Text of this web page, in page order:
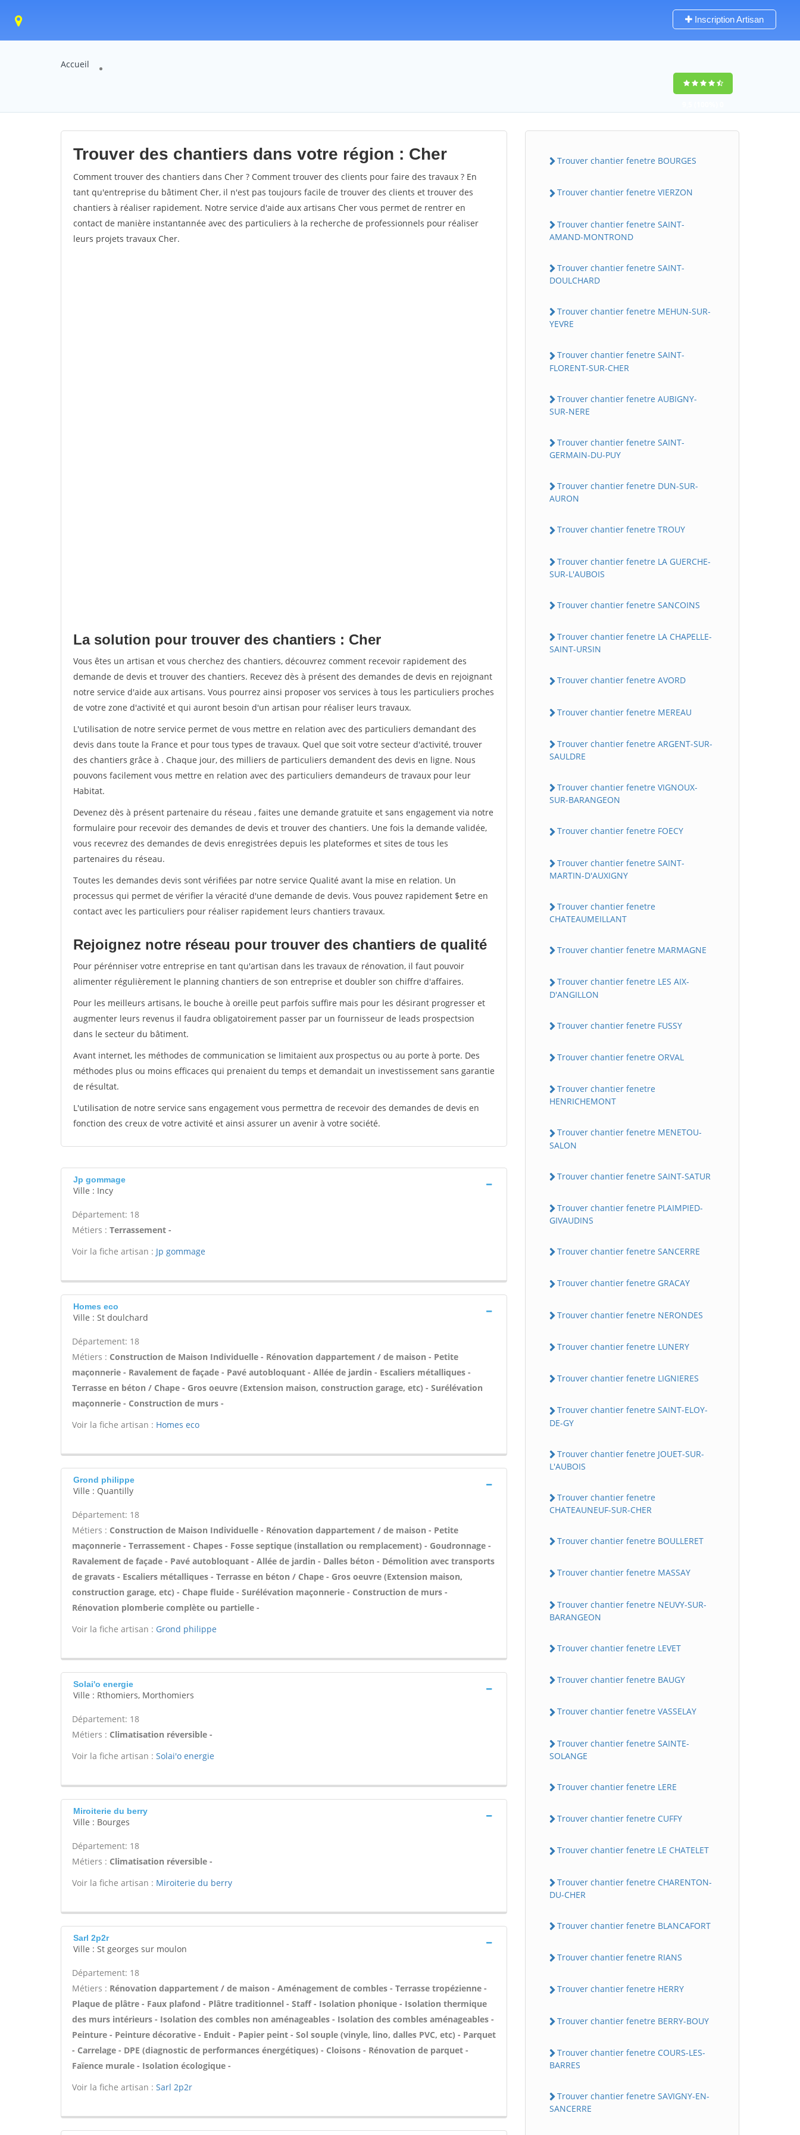
Inscription Artisan
Accueil
Trouver des chantiers dans votre région : Cher
Comment trouver des chantiers dans Cher ? Comment trouver des clients pour faire des travaux ? En
tant qu'entreprise du bâtiment Cher, il n'est pas toujours facile de trouver des clients et trouver des
chantiers à réaliser rapidement. Notre service d'aide aux artisans Cher vous permet de rentrer en
contact de manière instantannée avec des particuliers à la recherche de professionnels pour réaliser
leurs projets travaux Cher.
La solution pour trouver des chantiers : Cher
Vous êtes un artisan et vous cherchez des chantiers, découvrez comment recevoir rapidement des
demande de devis et trouver des chantiers. Recevez dès à présent des demandes de devis en rejoignant
notre service d'aide aux artisans. Vous pourrez ainsi proposer vos services à tous les particuliers proches
de votre zone d'activité et qui auront besoin d'un artisan pour réaliser leurs travaux.
L'utilisation de notre service permet de vous mettre en relation avec des particuliers demandant des
devis dans toute la France et pour tous types de travaux. Quel que soit votre secteur d'activité, trouver
des chantiers grâce à . Chaque jour, des milliers de particuliers demandent des devis en ligne. Nous
pouvons facilement vous mettre en relation avec des particuliers demandeurs de travaux pour leur
Habitat.
Devenez dès à présent partenaire du réseau , faites une demande gratuite et sans engagement via notre
formulaire pour recevoir des demandes de devis et trouver des chantiers. Une fois la demande validée,
vous recevrez des demandes de devis enregistrées depuis les plateformes et sites de tous les
partenaires du réseau.
Toutes les demandes devis sont vérifiées par notre service Qualité avant la mise en relation. Un
processus qui permet de vérifier la véracité d'une demande de devis. Vous pouvez rapidement $etre en
contact avec les particuliers pour réaliser rapidement leurs chantiers travaux.
Rejoignez notre réseau pour trouver des chantiers de qualité
Pour pérénniser votre entreprise en tant qu'artisan dans les travaux de rénovation, il faut pouvoir
alimenter régulièrement le planning chantiers de son entreprise et doubler son chiffre d'affaires.
Pour les meilleurs artisans, le bouche à oreille peut parfois suffire mais pour les désirant progresser et
augmenter leurs revenus il faudra obligatoirement passer par un fournisseur de leads prospectsion
dans le secteur du bâtiment.
Avant internet, les méthodes de communication se limitaient aux prospectus ou au porte à porte. Des
méthodes plus ou moins efficaces qui prenaient du temps et demandait un investissement sans garantie
de résultat.
L'utilisation de notre service sans engagement vous permettra de recevoir des demandes de devis en
fonction des creux de votre activité et ainsi assurer un avenir à votre société.
Jp gommage
Ville : Incy
Département: 18
Métiers : Terrassement -
Voir la fiche artisan : Jp gommage
Homes eco
Ville : St doulchard
Département: 18
Métiers : Construction de Maison Individuelle - Rénovation dappartement / de maison - Petite
maçonnerie - Ravalement de façade - Pavé autobloquant - Allée de jardin - Escaliers métalliques -
Terrasse en béton / Chape - Gros oeuvre (Extension maison, construction garage, etc) - Surélévation
maçonnerie - Construction de murs -
Voir la fiche artisan : Homes eco
Grond philippe
Ville : Quantilly
Département: 18
Métiers : Construction de Maison Individuelle - Rénovation dappartement / de maison - Petite
maçonnerie - Terrassement - Chapes - Fosse septique (installation ou remplacement) - Goudronnage -
Ravalement de façade - Pavé autobloquant - Allée de jardin - Dalles béton - Démolition avec transports
de gravats - Escaliers métalliques - Terrasse en béton / Chape - Gros oeuvre (Extension maison,
construction garage, etc) - Chape fluide - Surélévation maçonnerie - Construction de murs -
Rénovation plomberie complète ou partielle -
Voir la fiche artisan : Grond philippe
Solai'o energie
Ville : Rthomiers, Morthomiers
Département: 18
Métiers : Climatisation réversible -
Voir la fiche artisan : Solai'o energie
Miroiterie du berry
Ville : Bourges
Département: 18
Métiers : Climatisation réversible -
Voir la fiche artisan : Miroiterie du berry
Sarl 2p2r
Ville : St georges sur moulon
Département: 18
Métiers : Rénovation dappartement / de maison - Aménagement de combles - Terrasse tropézienne -
Plaque de plâtre - Faux plafond - Plâtre traditionnel - Staff - Isolation phonique - Isolation thermique
des murs intérieurs - Isolation des combles non aménageables - Isolation des combles aménageables -
Peinture - Peinture décorative - Enduit - Papier peint - Sol souple (vinyle, lino, dalles PVC, etc) - Parquet
- Carrelage - DPE (diagnostic de performances énergétiques) - Cloisons - Rénovation de parquet -
Faïence murale - Isolation écologique -
Voir la fiche artisan : Sarl 2p2r
Trouver chantier fenetre BOURGES
Trouver chantier fenetre VIERZON
Trouver chantier fenetre SAINT-
AMAND-MONTROND
Trouver chantier fenetre SAINT-
DOULCHARD
Trouver chantier fenetre MEHUN-SUR-
YEVRE
Trouver chantier fenetre SAINT-
FLORENT-SUR-CHER
Trouver chantier fenetre AUBIGNY-
SUR-NERE
Trouver chantier fenetre SAINT-
GERMAIN-DU-PUY
Trouver chantier fenetre DUN-SUR-
AURON
Trouver chantier fenetre TROUY
Trouver chantier fenetre LA GUERCHE-
SUR-L'AUBOIS
Trouver chantier fenetre SANCOINS
Trouver chantier fenetre LA CHAPELLE-
SAINT-URSIN
Trouver chantier fenetre AVORD
Trouver chantier fenetre MEREAU
Trouver chantier fenetre ARGENT-SUR-
SAULDRE
Trouver chantier fenetre VIGNOUX-
SUR-BARANGEON
Trouver chantier fenetre FOECY
Trouver chantier fenetre SAINT-
MARTIN-D'AUXIGNY
Trouver chantier fenetre
CHATEAUMEILLANT
Trouver chantier fenetre MARMAGNE
Trouver chantier fenetre LES AIX-
D'ANGILLON
Trouver chantier fenetre FUSSY
Trouver chantier fenetre ORVAL
Trouver chantier fenetre
HENRICHEMONT
Trouver chantier fenetre MENETOU-
SALON
Trouver chantier fenetre SAINT-SATUR
Trouver chantier fenetre PLAIMPIED-
GIVAUDINS
Trouver chantier fenetre SANCERRE
Trouver chantier fenetre GRACAY
Trouver chantier fenetre NERONDES
Trouver chantier fenetre LUNERY
Trouver chantier fenetre LIGNIERES
Trouver chantier fenetre SAINT-ELOY-
DE-GY
Trouver chantier fenetre JOUET-SUR-
L'AUBOIS
Trouver chantier fenetre
CHATEAUNEUF-SUR-CHER
Trouver chantier fenetre BOULLERET
Trouver chantier fenetre MASSAY
Trouver chantier fenetre NEUVY-SUR-
BARANGEON
Trouver chantier fenetre LEVET
Trouver chantier fenetre BAUGY
Trouver chantier fenetre VASSELAY
Trouver chantier fenetre SAINTE-
SOLANGE
Trouver chantier fenetre LERE
Trouver chantier fenetre CUFFY
Trouver chantier fenetre LE CHATELET
Trouver chantier fenetre CHARENTON-
DU-CHER
Trouver chantier fenetre BLANCAFORT
Trouver chantier fenetre RIANS
Trouver chantier fenetre HERRY
Trouver chantier fenetre BERRY-BOUY
Trouver chantier fenetre COURS-LES-
BARRES
Trouver chantier fenetre SAVIGNY-EN-
SANCERRE